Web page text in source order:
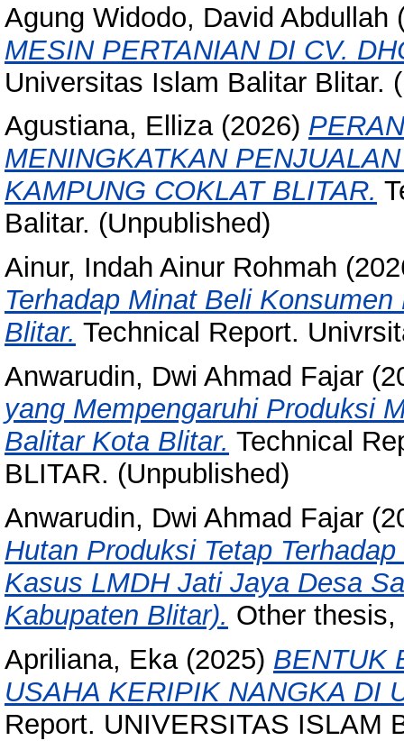
Agung Widodo, David Abdullah
MESIN PERTANIAN DI CV.
Universitas Islam Balitar Blitar.
Agustiana, Elliza(2026)
MENINGKATKAN
KAMPUNG COKLAT BLITAR.
Balitar. (Unpublished)
Ainur, Indah Ainur Rohmah
Terhadap Minat Beli
Blitar. Technical Report.
Anwarudin, Dwi Ahmad Fajar
yang Mempengaruhi Produksi
Balitar Kota Blitar. Technical
BLITAR. (Unpublished)
Anwarudin, Dwi Ahmad Fajar
Hutan Produksi Tetap
Kasus LMDH Jati Jaya Desa
Kabupaten Blitar). Other
Apriliana, Eka(2025) BENTUK
USAHA KERIPIK NANGKA DI
Report. UNIVERSITAS ISLAM